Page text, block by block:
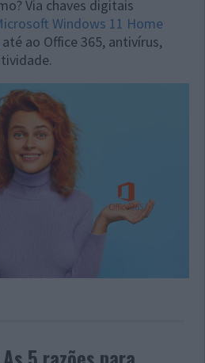
Via chaves digitais
Windows 11 Home
até ao Office 365, antivírus,